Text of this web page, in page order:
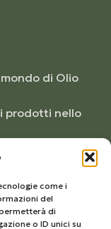
come i
del
di
o ID unici su
di Olio
prodotti nello